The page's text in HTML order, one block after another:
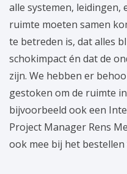
alle systemen, leidingen,
ruimte moeten samen
te betreden is, dat alles
schokimpact én dat de
zijn. We hebben er
gestoken om de ruimte
bijvoorbeeld ook een
Project Manager Rens
ook mee bij het bestellen